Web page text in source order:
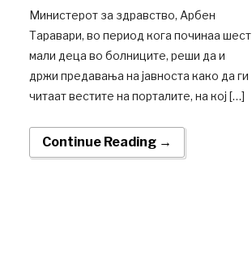
Министерот за здравство, Арбен
Таравари, во период кога починаа шест
мали деца во болниците, реши да и
држи предавања на јавноста како да ги
читаат вестите на порталите, на кој […]
Continue Reading →